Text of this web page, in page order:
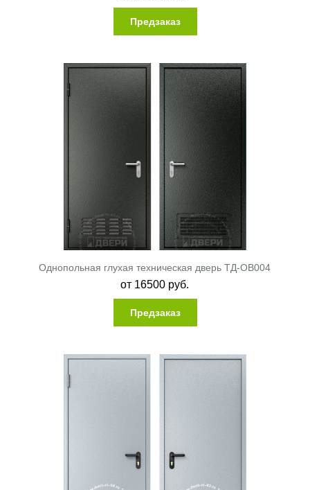
Предзаказ
Однопольная глухая техническая дверь ТД-ОВ004
от 16500 руб.
Предзаказ